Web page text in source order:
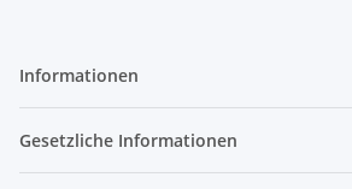
Informationen
Gesetzliche Informationen